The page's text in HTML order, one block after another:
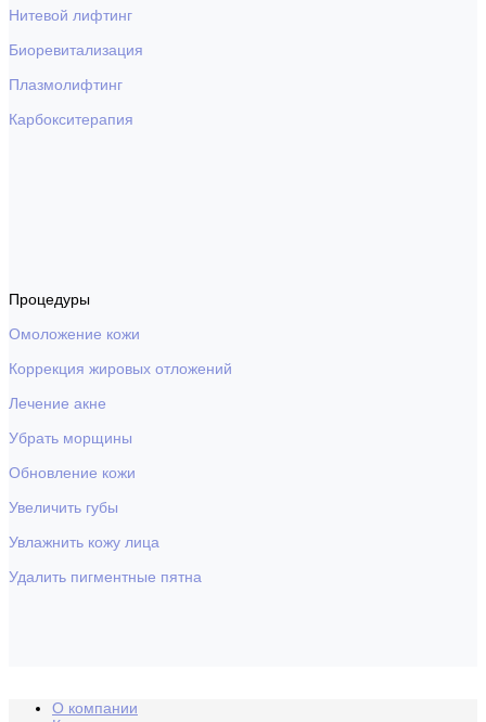
Нитевой лифтинг
Биоревитализация
Плазмолифтинг
Карбокситерапия
Процедуры
Омоложение кожи
Коррекция жировых отложений
Лечение акне
Убрать морщины
Обновление кожи
Увеличить губы
Увлажнить кожу лица
Удалить пигментные пятна
О компании